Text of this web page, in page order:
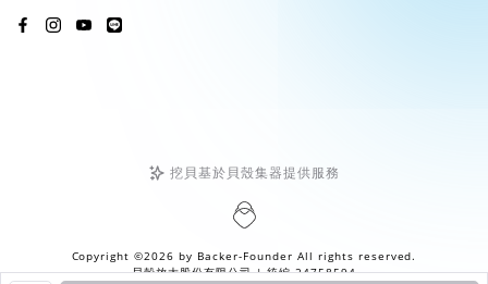
挖貝基於貝殼集器提供服務
Copyright ©2026 by Backer-Founder All rights reserved.
貝殼放大股份有限公司| 統編 24758594